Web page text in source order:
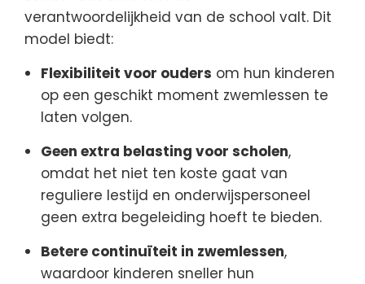
verantwoordelijkheid van de school valt. Dit
model biedt:
Flexibiliteit voor ouders om hun kinderen
op een geschikt moment zwemlessen te
laten volgen.
Geen extra belasting voor scholen,
omdat het niet ten koste gaat van
reguliere lestijd en onderwijspersoneel
geen extra begeleiding hoeft te bieden.
Betere continuïteit in zwemlessen,
waardoor kinderen sneller hun